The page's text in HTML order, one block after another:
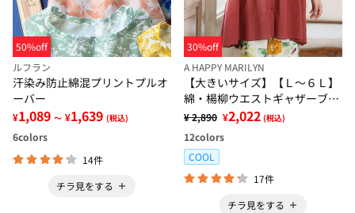
50%off
ルフラン
汗染み防止綿混プリントプルオ
ーバー
¥1,089 ～ ¥1,639 (税込)
6colors
14件
チラ見をする
30%off
A HAPPY MARILYN
【大きいサイズ】【Ｌ～６Ｌ】
綿・楊柳ウエストギャザーブラ
ウス【風通るプレミアム】
¥ 2,890 ¥2,022 (税込)
12colors
COOL
17件
チラ見をする